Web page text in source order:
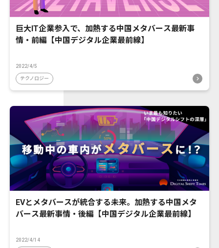
巨大IT企業参入で、加熱する中国メタバース最新事
情・前編【中国デジタル企業最前線】
2022/4/5
テクノロジー
EVとメタバースが統合する未来。加熱する中国メタ
バース最新事情・後編【中国デジタル企業最前線】
2022/4/14